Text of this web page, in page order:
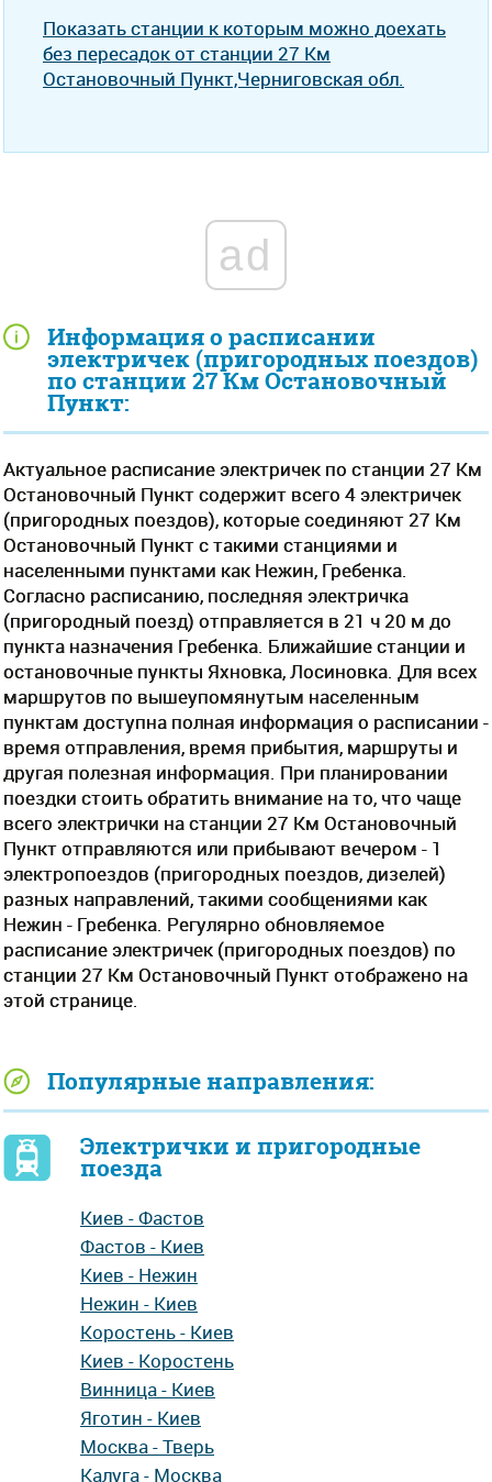
Информация о расписании
электричек (пригородных поездов)
по станции 27 Км Остановочный
Пункт:
Актуальное расписание электричек по станции 27 Км
Остановочный Пункт содержит всего 4 электричек
(пригородных поездов), которые соединяют 27 Км
Остановочный Пункт с такими станциями и
населенными пунктами как Нежин, Гребенка.
Согласно расписанию, последняя электричка
(пригородный поезд) отправляется в 21 ч 20 м до
пункта назначения Гребенка. Ближайшие станции и
остановочные пункты Яхновка, Лосиновка. Для всех
маршрутов по вышеупомянутым населенным
пунктам доступна полная информация о расписании -
время отправления, время прибытия, маршруты и
другая полезная информация. При планировании
поездки стоить обратить внимание на то, что чаще
всего электрички на станции 27 Км Остановочный
Пункт отправляются или прибывают вечером - 1
электропоездов (пригородных поездов, дизелей)
разных направлений, такими сообщениями как
Нежин - Гребенка. Регулярно обновляемое
расписание электричек (пригородных поездов) по
станции 27 Км Остановочный Пункт отображено на
этой странице.
Популярные направления:
Электрички и пригородные
поезда
Киев - Фастов
Фастов - Киев
Киев - Нежин
Нежин - Киев
Коростень - Киев
Киев - Коростень
Винница - Киев
Яготин - Киев
Москва - Тверь
Калуга - Москва
Показать станции к которым можно доехать
без пересадок от станции 27 Км
Остановочный Пункт,Черниговская обл.
ad